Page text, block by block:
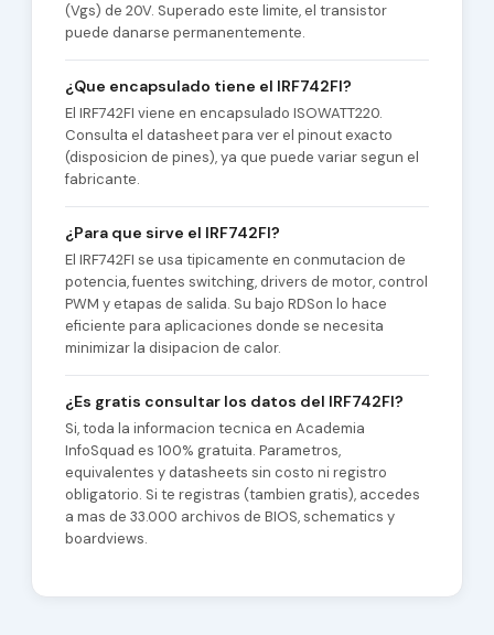
(Vgs) de 20V. Superado este limite, el transistor
puede danarse permanentemente.
¿Que encapsulado tiene el IRF742FI?
El IRF742FI viene en encapsulado ISOWATT220.
Consulta el datasheet para ver el pinout exacto
(disposicion de pines), ya que puede variar segun el
fabricante.
¿Para que sirve el IRF742FI?
El IRF742FI se usa tipicamente en conmutacion de
potencia, fuentes switching, drivers de motor, control
PWM y etapas de salida. Su bajo RDSon lo hace
eficiente para aplicaciones donde se necesita
minimizar la disipacion de calor.
¿Es gratis consultar los datos del IRF742FI?
Si, toda la informacion tecnica en Academia
InfoSquad es 100% gratuita. Parametros,
equivalentes y datasheets sin costo ni registro
obligatorio. Si te registras (tambien gratis), accedes
a mas de 33.000 archivos de BIOS, schematics y
boardviews.